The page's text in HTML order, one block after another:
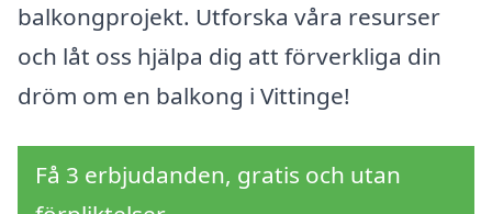
balkongprojekt. Utforska våra resurser
och låt oss hjälpa dig att förverkliga din
dröm om en balkong i Vittinge!
Få 3 erbjudanden, gratis och utan